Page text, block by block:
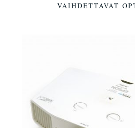
VAIHDETTAVAT